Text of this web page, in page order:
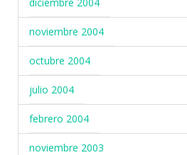
noviembre 2004
octubre 2004
julio 2004
febrero 2004
noviembre 2003